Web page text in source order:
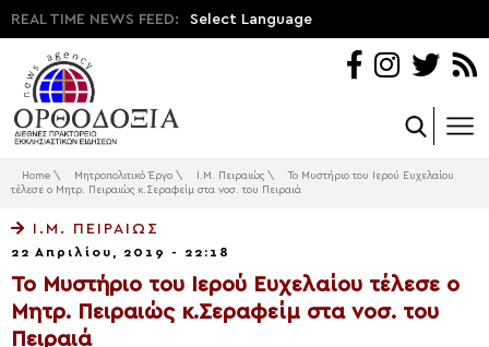
REAL TIME NEWS FEED: Select Language
Home \ Μητροπολιτικό Έργο \ Ι.Μ. Πειραιώς \
Το Μυστήριο του Ιερού Ευχελαίου
τέλεσε ο Μητρ. Πειραιώς κ.Σεραφείμ στα νοσ. του Πειραιά
Ι.Μ. ΠΕΙΡΑΙΏΣ
22 Απριλίου, 2019 - 22:18
Το Μυστήριο του Ιερού Ευχελαίου τέλεσε ο
Μητρ. Πειραιώς κ.Σεραφείμ στα νοσ. του
Πειραιά